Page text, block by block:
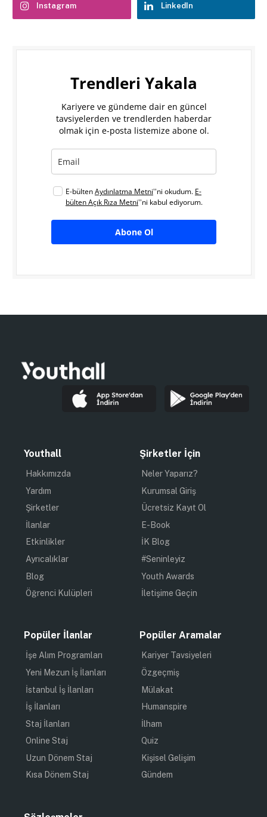
Instagram LinkedIn
Trendleri Yakala
Kariyere ve gündeme dair en güncel
tavsiyelerden ve trendlerden haberdar
olmak için e-posta listemize abone ol.
E-bültenAydınlatma Metni''ni okudum. E-
bülten Açık Rıza Metni''ni kabul ediyorum.
Abone Ol
Youthall
Hakkımızda
Yardım
Şirketler
İlanlar
Etkinlikler
Ayrıcalıklar
Blog
Öğrenci Kulüpleri
Şirketler İçin
Neler Yaparız?
Kurumsal Giriş
Ücretsiz Kayıt Ol
E-Book
İK Blog
#Seninleyiz
Youth Awards
İletişime Geçin
Popüler İlanlar
İşe Alım Programları
Yeni Mezun İş İlanları
İstanbul İş İlanları
İş İlanları
Staj İlanları
Online Staj
Uzun Dönem Staj
Kısa Dönem Staj
Popüler Aramalar
Kariyer Tavsiyeleri
Özgeçmiş
Mülakat
Humanspire
İlham
Quiz
Kişisel Gelişim
Gündem